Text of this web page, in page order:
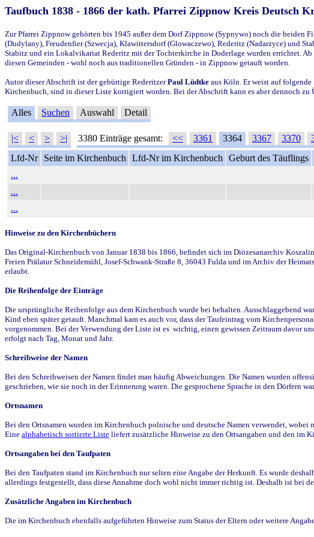
Taufbuch 1838 - 1866 der kath. Pfarrei Zippnow Kreis Deutsch
Zur Pfarrei Zippnow gehörten bis 1945 außer dem Dorf Zippnow (Sypnywo) noch die beiden
(Dudylany), Freudenfier (Szwecja), Klawittersdorf (Glowaczewo), Rederitz (Nadarzyce) und
Stabitz und ein Lokalvikariat Rederitz mit der Tochterkirche in Doderlage wurden errichtet.
diesen Gemeinden - wohl noch aus traditionellen Gründen - in Zippnow getauft worden.
Autor dieser Abschrift ist der gebürtige RederitzerPaul Lüdtke aus Köln. Er weist auf
Kirchenbuch, sind in dieser Liste korrigiert worden. Bei der Abschrift kann es aber dennoch
Alles Suchen Auswahl Detail
|< < > >| 3380 Einträge gesamt: << 3361 3364 3367 3370
Lfd-Nr
Seite im Kirchenbuch Lfd-Nr im Kirchenbuch Geburt des Täuflings
...
...
...
Hinweise zu den Kirchenbüchern
Das Original-Kirchenbuch von Januar 1838 bis 1866, befindet sich im Diözesanarchiv
Freien Prälatur Schneidemühl, Josef-Schwank-Straße 8, 36043 Fulda und im Archiv der
erlaubt.
Die Reihenfolge der Einträge
Die ursprüngliche Reihenfolge aus dem Kirchenbuch wurde bei behalten. Ausschlaggebend
Kind eben später getauft. Manchmal kam es auch vor, dass der Taufeintrag vom
vorgenommen. Bei der Verwendung der Liste ist es wichtig, einen gewissen Zeitraum davor
erfolgt nach Tag, Monat und Jahr.
Schreibweise der Namen
Bei den Schreibweisen der Namen findet man häufig Abweichungen. Die Namen wurden
geschrieben, wie sie noch in der Erinnerung waren. Die gesprochene Sprache in den Dörfern
Ortsnamen
Bei den Ortsnamen wurden im Kirchenbuch polnische und deutsche Namen verwendet,
Eine alphabetisch sortierte Liste liefert zusätzliche Hinweise zu den Ortsangaben und den im
Ortsangaben bei den Taufpaten
Bei den Taufpaten stand im Kirchenbuch nur selten eine Angabe der Herkunft. Es wurde
allerdings festgestellt, dass diese Annahme doch wohl nicht immer richtig ist. Deshalb ist bei
Zusätzliche Angaben im Kirchenbuch
Die im Kirchenbuch ebenfalls aufgeführten Hinweise zum Status der Eltern oder weitere